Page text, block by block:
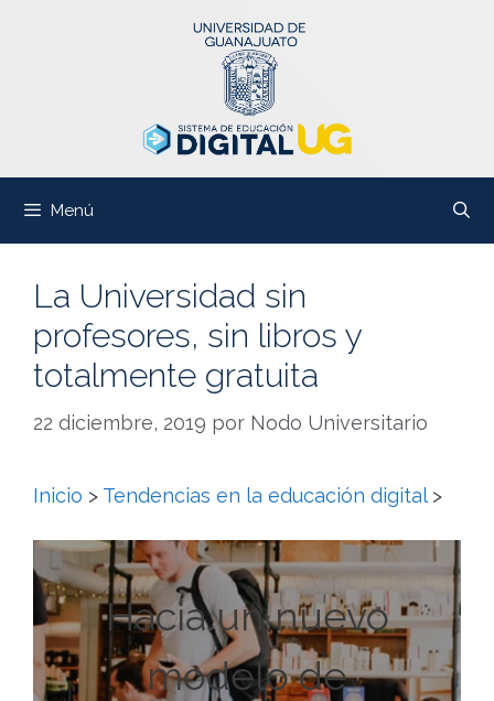
Menú
La Universidad sin
profesores, sin libros y
totalmente gratuita
22 diciembre, 2019 por Nodo Universitario
Inicio > Tendencias en la educación digital>
Hacia un nuevo
modelo de